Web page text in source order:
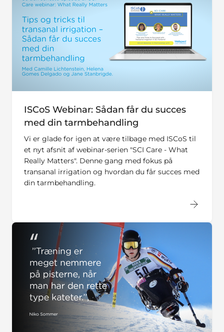
ISCoS Webinar: Sådan får du succes
med din tarmbehandling
Vi er glade for igen at være tilbage med ISCoS til
et nyt afsnit af webinar-serien "SCI Care - What
Really Matters". Denne gang med fokus på
transanal irrigation og hvordan du får succes med
din tarmbehandling.